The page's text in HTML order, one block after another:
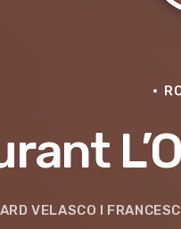
VELASCO I